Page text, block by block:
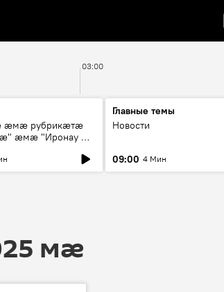
03:00
æмæ рубрикæтæ
æмæ "Иронау æй
Главные темы
Новости
09:00 4 Мин
мӕ